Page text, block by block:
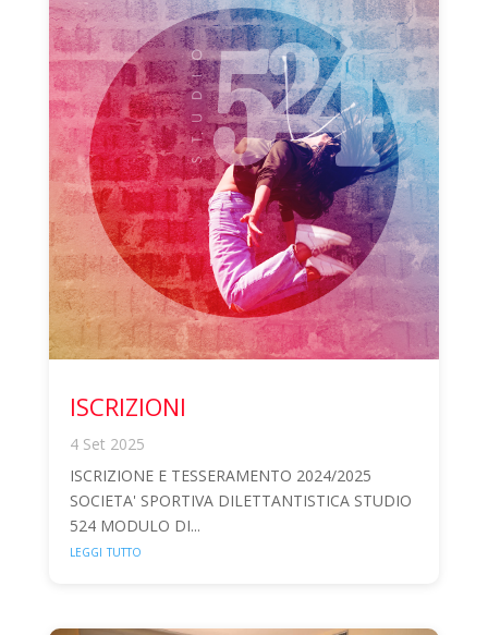
ISCRIZIONI
4 Set 2025
ISCRIZIONE E TESSERAMENTO 2024/2025
SOCIETA' SPORTIVA DILETTANTISTICA STUDIO
524 MODULO DI...
leggi tutto